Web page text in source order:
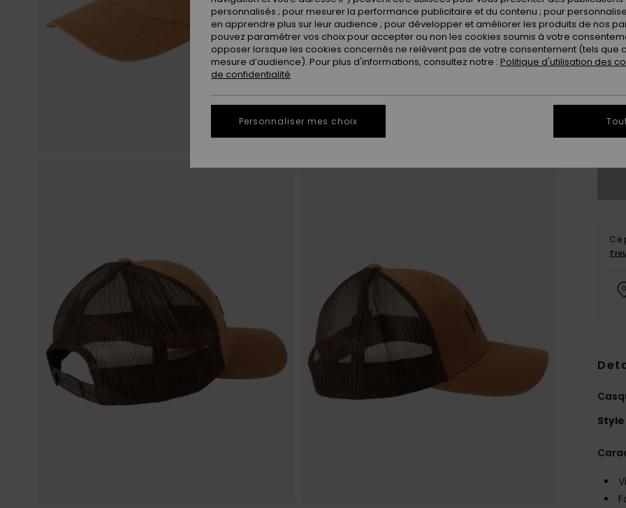
Ce
Style
personnalisés ; pour mesurer la performance publicitaire et du contenu ; pour
en apprendre plus sur leur audience ; pour développer et améliorer les produits de nos
pouvez paramétrer vos choix pour accepter ou non les cookies soumis à votre
opposer lorsque les cookies concernés ne relèvent pas de votre consentement (tels que
mesure d’audience). Pour plus d'informations, consultez notre : Politique d'utilisation des
de confidentialité
Personnaliser mes choix